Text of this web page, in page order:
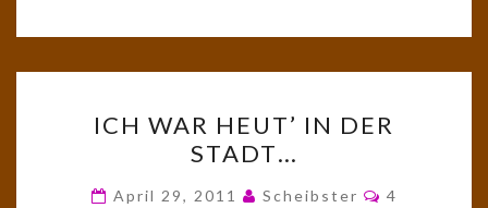
WAR
HEUT’
IN
ICH WAR HEUT’ IN DER
STADT…
April 29, 2011 Scheibster Comments
4